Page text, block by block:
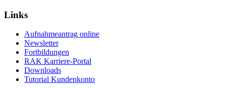
Links
Aufnahmeantrag online
Newsletter
Fortbildungen
RAK Karriere-Portal
Downloads
Tutorial Kundenkonto